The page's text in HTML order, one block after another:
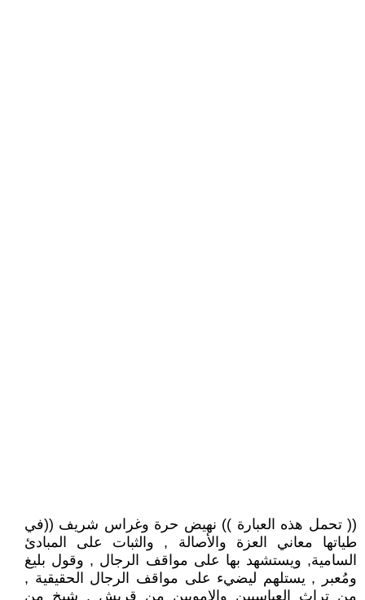
(( تحمل هذه العبارة )) نهيض حرة وغراس شريف ((في
طياتها معاني العزة والأصالة , والثبات على المبادئ
السامية, ويستشهد بها على مواقف الرجال , وقول بليغ
ومُعبر , يستلهم ليضيء على مواقف الرجال الحقيقية ,
من تراث العباسيين والامويين من قريش , شيخ من